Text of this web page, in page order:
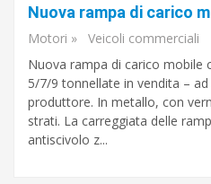
Motori » Veicoli commerciali
Nuova rampa di carico mobile
5/7/9 tonnellate in vendita –
produttore. In metallo, con
strati. La carreggiata delle
antiscivolo z...